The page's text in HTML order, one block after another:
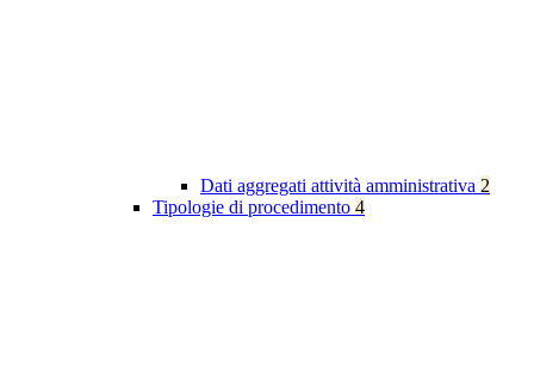
Dati aggregati attività amministrativa 2
Tipologie di procedimento 4